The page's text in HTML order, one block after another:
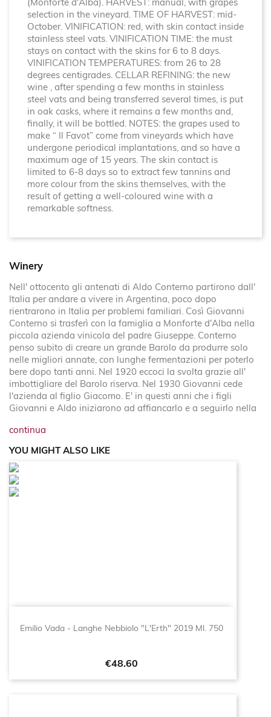
(Monforte d'Alba). HARVEST: manual, with grapes
selection in the vineyard. TIME OF HARVEST: mid-
October. VINIFICATION: red, with skin contact inside
stainless steel vats. VINIFICATION TIME: the must
stays on contact with the skins for 6 to 8 days.
VINIFICATION TEMPERATURES: from 26 to 28
degrees centigrades. CELLAR REFINING: the new
wine , after spending a few months in stainless
steel vats and being transferred several times, is put
in oak casks, where it remains a few months and,
finally, it will be bottled. NOTES: the grapes used to
make “ Il Favot” come from vineyards which have
undergone periodical implantations, and so have a
maximum age of 15 years. The skin contact is
limited to 6-8 days so to extract few tannins and
more colour from the skins themselves, with the
result of getting a well-coloured wine with a
remarkable softness.
Winery
Nell' ottocento gli antenati di Aldo Conterno partirono dall'
Italia per andare a vivere in Argentina, poco dopo
rientrarono in Italia per problemi familiari. Così Giovanni
Conterno si trasferì con la famiglia a Monforte d'Alba nella
piccola azienda vinicola del padre Giuseppe. Conterno
penso subito di creare un grande Barolo da produrre solo
nelle migliori annate, con lunghe fermentazioni per poterlo
bere dopo tanti anni. Nel 1920 eccoci la svolta grazie all'
imbottigliare del Barolo riserva. Nel 1930 Giovanni cede
l'azienda al figlio Giacomo. E' in questi anni che i figli
Giovanni e Aldo iniziarono ad affiancarlo e a seguirlo nella
continua
YOU MIGHT ALSO LIKE
Emilio Vada - Langhe Nebbiolo "L'Erth" 2019 Ml. 750
Price
€48.60